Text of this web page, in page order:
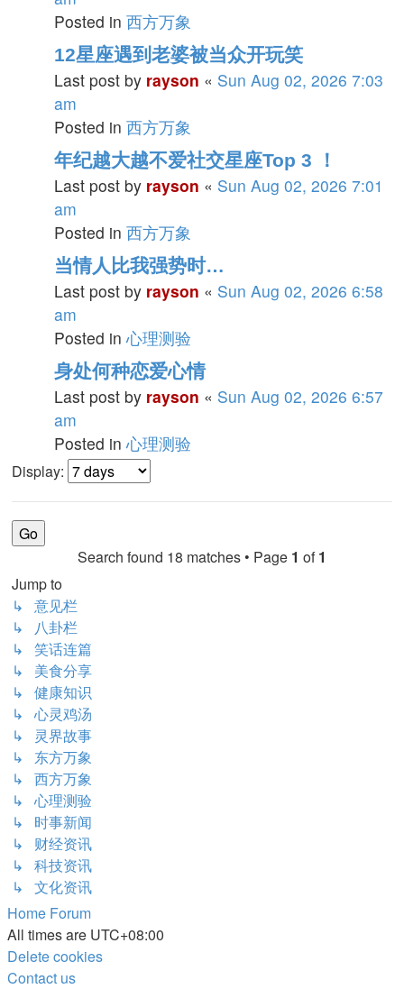
Posted in 西方万象
12星座遇到老婆被当众开玩笑
Last post by rayson « Sun Aug 02, 2026 7:03
am
Posted in 西方万象
年纪越大越不爱社交星座Top 3 ！
Last post by rayson « Sun Aug 02, 2026 7:01
am
Posted in 西方万象
当情人比我强势时…
Last post by rayson « Sun Aug 02, 2026 6:58
am
Posted in心理测验
身处何种恋爱心情
Last post by rayson « Sun Aug 02, 2026 6:57
am
Posted in心理测验
Display:
Search found 18 matches • Page 1 of1
Jump to
↳ 意见栏
↳ 八卦栏
↳ 笑话连篇
↳ 美食分享
↳ 健康知识
↳ 心灵鸡汤
↳ 灵界故事
↳ 东方万象
↳ 西方万象
↳ 心理测验
↳ 时事新闻
↳ 财经资讯
↳ 科技资讯
↳ 文化资讯
Home Forum
All times are UTC+08:00
Delete cookies
Contact us